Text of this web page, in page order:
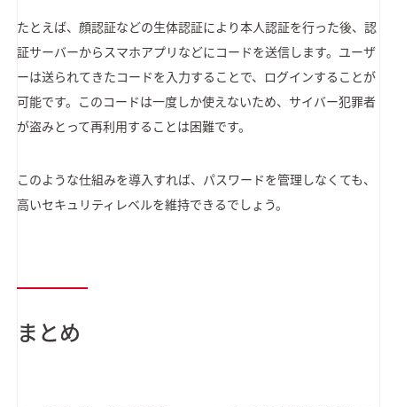
たとえば、顔認証などの生体認証により本人認証を行った後、認
証サーバーからスマホアプリなどにコードを送信します。ユーザ
ーは送られてきたコードを入力することで、ログインすることが
可能です。このコードは一度しか使えないため、サイバー犯罪者
が盗みとって再利用することは困難です。
このような仕組みを導入すれば、パスワードを管理しなくても、
高いセキュリティレベルを維持できるでしょう。
まとめ